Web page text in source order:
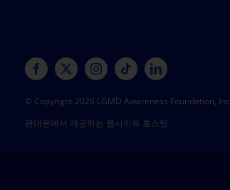
© Copyright 2026 LGMD Awareness Foundation, Inc
판테온에서 제공하는 웹사이트 호스팅